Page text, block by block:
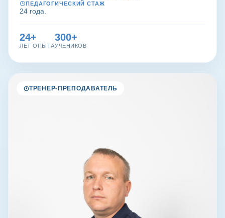
ПЕДАГОГИЧЕСКИЙ СТАЖ
24 года.
24+
ЛЕТ ОПЫТА
300+
УЧЕНИКОВ
ТРЕНЕР-ПРЕПОДАВАТЕЛЬ